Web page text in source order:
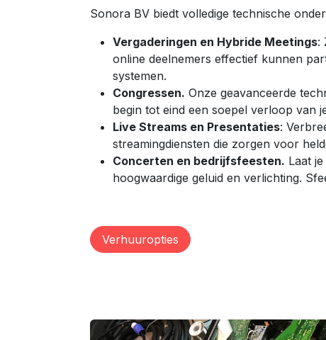
Sonora BV biedt volledige technische
Vergaderingen en Hybride Meetings:
online deelnemers effectief kunnen
systemen.
Congressen. Onze geavanceerde
begin tot eind een soepel verloop van
Live Streams en Presentaties:
streamingdiensten die zorgen voor
Concerten en bedrijfsfeesten. Laat
hoogwaardige geluid en verlichting.
Verhuuropties